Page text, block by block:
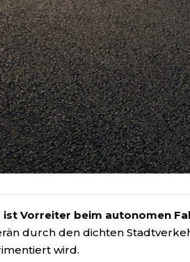
ist Vorreiter beim autonomen
durch den dichten
wird.